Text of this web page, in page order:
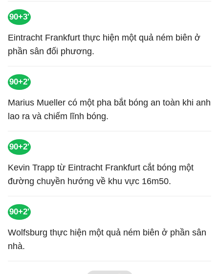
90+3'
Eintracht Frankfurt thực hiện một quả ném biên ở
phần sân đối phương.
90+2'
Marius Mueller có một pha bắt bóng an toàn khi anh
lao ra và chiếm lĩnh bóng.
90+2'
Kevin Trapp từ Eintracht Frankfurt cắt bóng một
đường chuyền hướng về khu vực 16m50.
90+2'
Wolfsburg thực hiện một quả ném biên ở phần sân
nhà.